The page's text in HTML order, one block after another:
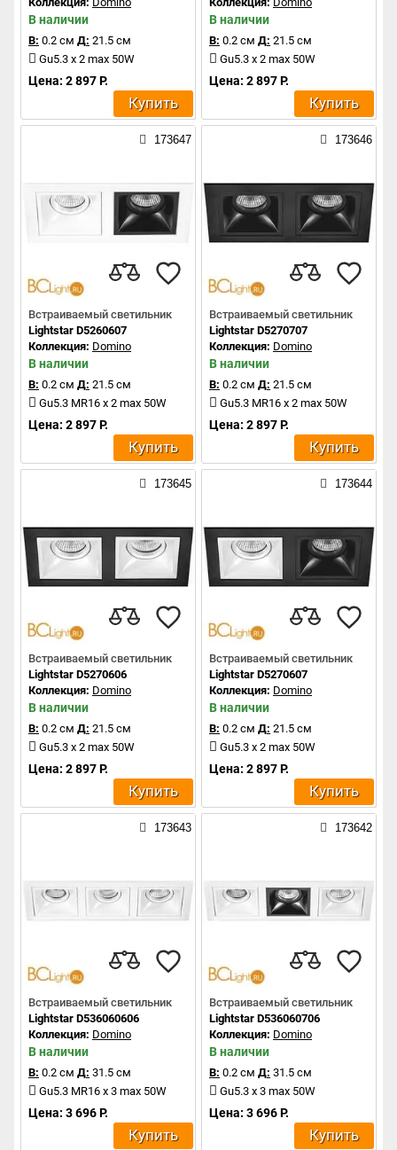
В наличии
В: 0.2 см Д: 21.5 см
Gu5.3 x 2 max 50W
Цена: 2 897 Р.
Купить
В наличии
В: 0.2 см Д: 21.5 см
Gu5.3 x 2 max 50W
Цена: 2 897 Р.
Купить
173647
Встраиваемый светильник
Lightstar D5260607
Коллекция: Domino
В наличии
В: 0.2 см Д: 21.5 см
Gu5.3 MR16 x 2 max 50W
Цена: 2 897 Р.
Купить
173646
Встраиваемый светильник
Lightstar D5270707
Коллекция: Domino
В наличии
В: 0.2 см Д: 21.5 см
Gu5.3 MR16 x 2 max 50W
Цена: 2 897 Р.
Купить
173645
Встраиваемый светильник
Lightstar D5270606
Коллекция: Domino
В наличии
В: 0.2 см Д: 21.5 см
Gu5.3 x 2 max 50W
Цена: 2 897 Р.
Купить
173644
Встраиваемый светильник
Lightstar D5270607
Коллекция: Domino
В наличии
В: 0.2 см Д: 21.5 см
Gu5.3 x 2 max 50W
Цена: 2 897 Р.
Купить
173643
Встраиваемый светильник
Lightstar D536060606
Коллекция: Domino
В наличии
В: 0.2 см Д: 31.5 см
Gu5.3 MR16 x 3 max 50W
Цена: 3 696 Р.
Купить
173642
Встраиваемый светильник
Lightstar D536060706
Коллекция: Domino
В наличии
В: 0.2 см Д: 31.5 см
Gu5.3 x 3 max 50W
Цена: 3 696 Р.
Купить